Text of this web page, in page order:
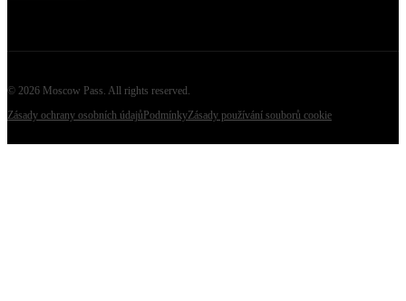
© 2026 Moscow Pass . All rights reserved.
Zásady ochrany osobních údajůPodmínkyZásady používání souborů cookie